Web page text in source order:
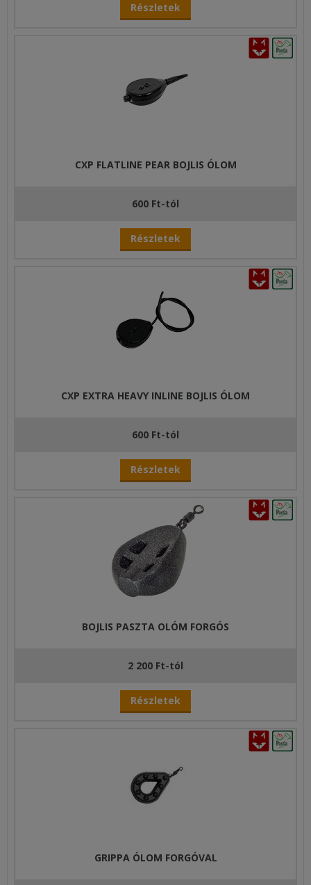
Részletek
CXP FLATLINE PEAR BOJLIS ÓLOM
600 Ft-tól
Részletek
CXP EXTRA HEAVY INLINE BOJLIS ÓLOM
600 Ft-tól
Részletek
BOJLIS PASZTA OLÓM FORGÓS
2 200 Ft-tól
Részletek
GRIPPA ÓLOM FORGÓVAL